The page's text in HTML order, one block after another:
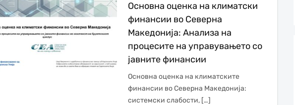
Основна оценка на климатски
финансии во Северна
Македонија: Анализа на
процесите на управувањето со
јавните финансии
Основна оценка на климатските
финансии во Северна Македонија:
системски слабости, […]